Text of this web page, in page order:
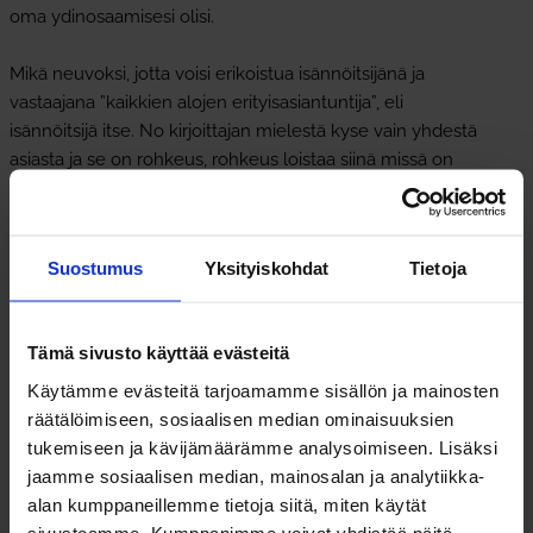
Suostumus Yksityiskohdat Tietoja
Tämä sivusto käyttää evästeitä
Käytämme evästeitä tarjoamamme sisällön ja mainosten
räätälöimiseen, sosiaalisen median ominaisuuksien
tukemiseen ja kävijämäärämme analysoimiseen. Lisäksi
jaamme sosiaalisen median, mainosalan ja analytiikka-
alan kumppaneillemme tietoja siitä, miten käytät
oma ydinosaamisesi olisi.
Mikä neuvoksi, jotta voisi erikoistua isännöitsijänä ja
vastaajana ”kaikkien alojen erityisasiantuntija”, eli
isännöitsijä itse. No kirjoittajan mielestä kyse vain yhdestä
asiasta ja se on rohkeus, rohkeus loistaa siinä missä on
KYSY LISÄÄ TALOUSHALLINNON PALVELUISTA
ISÄNNÖINTIYRITYKSILLE
OTA YHTEYTTÄ